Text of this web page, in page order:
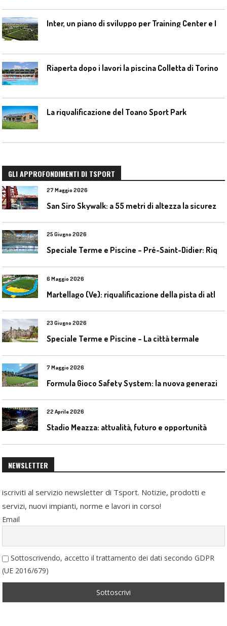
Riaperta dopo i lavori la piscina Colletta di Torino
La riqualificazione del Toano Sport Park
GLI APPROFONDIMENTI DI TSPORT
27 Maggio 2026
25 Giugno 2026
6 Maggio 2026
23 Giugno 2026
Speciale Terme e Piscine – La città termale
7 Maggio 2026
22 Aprile 2026
Stadio Meazza: attualità, futuro e opportunità
NEWSLETTER
iscriviti al servizio newsletter di Tsport. Notizie, prodotti e
servizi, nuovi impianti, norme e lavori in corso!
Email
Sottoscrivendo, accetto il trattamento dei dati secondo GDPR
(UE 2016/679)